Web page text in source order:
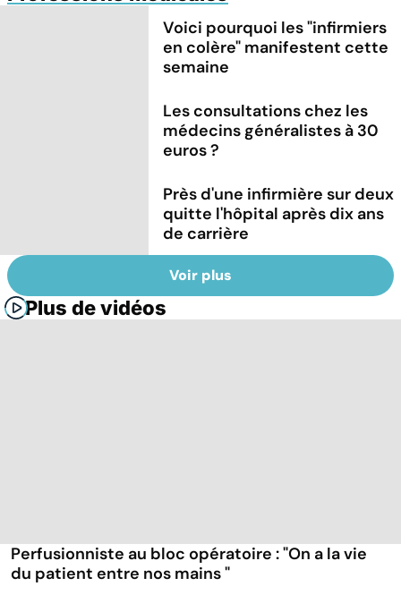
Voici pourquoi les "infirmiers
en colère" manifestent cette
semaine
Les consultations chez les
médecins généralistes à 30
euros ?
Près d'une infirmière sur deux
quitte l'hôpital après dix ans
de carrière
Voir plus
Plus de vidéos
Perfusionniste au bloc opératoire : "On a la vie
du patient entre nos mains "